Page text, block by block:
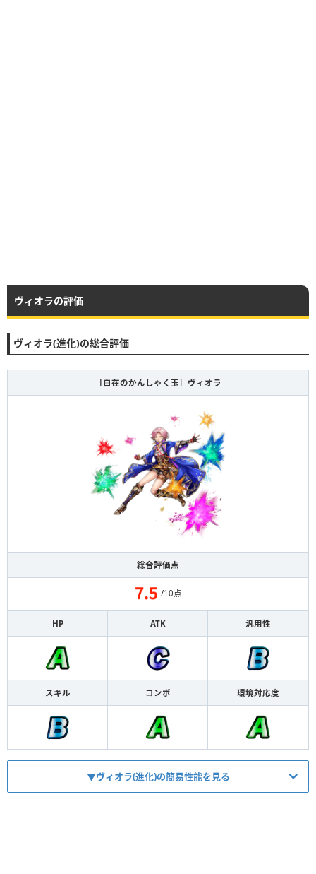
ヴィオラの評価
ヴィオラ(進化)の総合評価
［自在のかんしゃく玉］ヴィオラ
総合評価点
/10点
HP ATK 汎用性
スキル コンボ 環境対応度
▼ヴィオラ(進化)の簡易性能を見る